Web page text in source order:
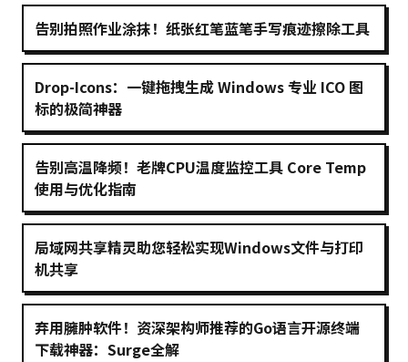
告别拍照作业涂抹！纸张红笔蓝笔手写痕迹擦除工具
Drop-Icons：一键拖拽生成 Windows 专业 ICO 图
标的极简神器
告别高温降频！老牌CPU温度监控工具 Core Temp
使用与优化指南
局域网共享精灵助您轻松实现Windows文件与打印
机共享
弃用臃肿软件！资深架构师推荐的Go语言开源终端
下载神器：Surge全解